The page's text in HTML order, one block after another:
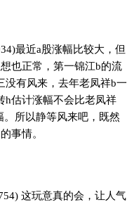
最近a股涨幅比较大，但
也正常，第一锦江b的流
没有风来，去年老凤祥b一
h估计涨幅不会比老凤祥
。所以静等风来吧，既然
事情。
这玩意真的会，让人气